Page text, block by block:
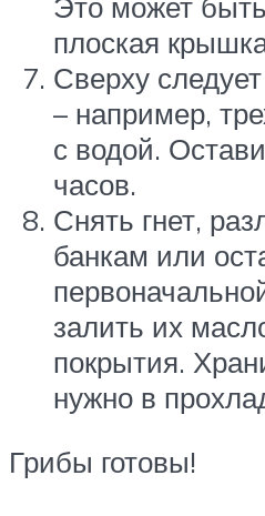
плоская
Сверху
– например,
с водой.
часов.
Снять гнет,
банкам или
залить их
покрытия.
нужно в
Грибы готовы!